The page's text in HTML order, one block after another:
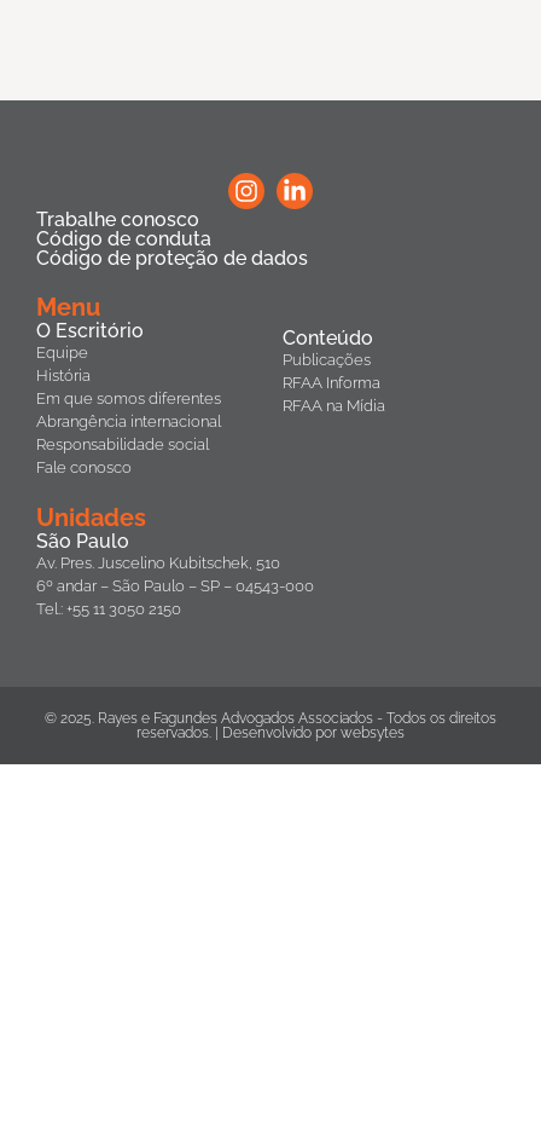
Trabalhe conosco
Código de conduta
Código de proteção de dados
Menu
O Escritório
Equipe
História
Em que somos diferentes
Abrangência internacional
Responsabilidade social
Fale conosco
Conteúdo
Publicações
RFAA Informa
RFAA na Mídia
Unidades
São Paulo
Av. Pres. Juscelino Kubitschek, 510
6º andar – São Paulo – SP – 04543-000
Tel.: +55 11 3050 2150
© 2025. Rayes e Fagundes Advogados Associados - Todos os direitos
reservados. | Desenvolvido por websytes